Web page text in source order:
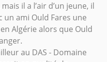
il a l’air d’un jeune, il
un ami Ould Fares une
Algérie alors que Ould
au DAS - Domaine